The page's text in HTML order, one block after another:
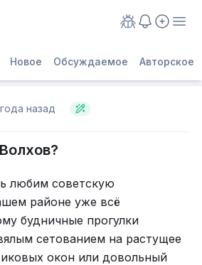
Новое Обсуждаемое Авторское
назад
любим советскую
районе уже всё
будничные прогулки
сетованием на растущее
окон или довольный